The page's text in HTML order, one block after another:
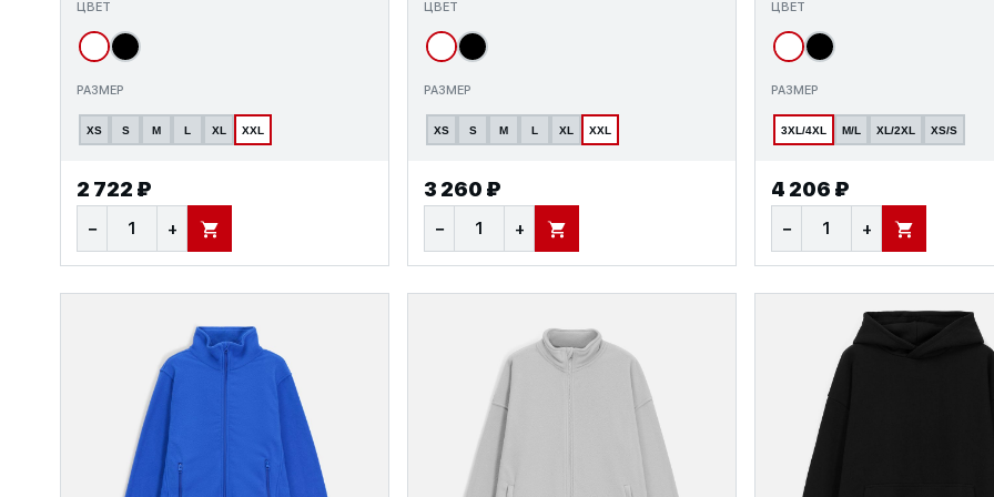
ЦВЕТ
РАЗМЕР
XS S M L XL XXL
2 722 ₽
− + В КОРЗИНУ
ЦВЕТ
РАЗМЕР
XS S M L XL XXL
3 260 ₽
− + В КОРЗИНУ
ЦВЕТ
РАЗМЕР
3XL/4XL M/L XL/2XL XS/S
4 206 ₽
− + В КОРЗИНУ